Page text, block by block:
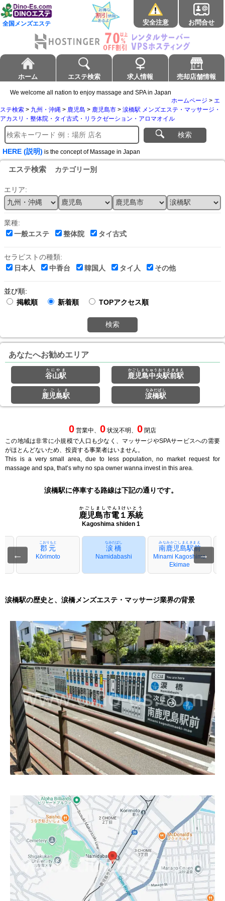
全国メンズエステ 安全注意 お問合せ
ホーム エステ検索 求人情報 売却店舗情報
We welcome all nation to enjoy massage and SPA in Japan
ホームページ > エ
ステ検索 > 九州・沖縄 > 鹿児島 > 鹿児島市 > 涙橋駅 メンズエステ・マッサージ・
アカスリ・整体院・タイ古式・リラクゼーション・アロマオイル
検索
HERE (説明) is the concept of Massage in Japan
エステ検索 カテゴリー別
エリア:
業種:
一般エステ
整体院 タイ古式
セラピストの種類:
日本人
中香台 韓国人 タイ人 その他
並び順:
掲載順
新着順 TOPアクセス順
検索
あなたへお勧めエリア
谷山駅
たにやま
鹿児島中央駅前駅
かごしまちゅうおうえきまえ
鹿児島駅
かごしま
涙橋駅
なみだばし
0 営業中、 0 状況不明、 0 閉店
この地域は非常に小規模で人口も少なく、マッサージやSPAサービスへの需要
がほとんどないため、投資する事業者はいません。
This is a very small area, due to less population, no market request for
massage and spa, that’s why no spa owner wanna invest in this area.
涙橋駅に停車する路線は下記の通りです。
鹿児島市電１系統
かごしましでん1けいとう
Kagoshima shiden 1
←
郡元
こおりもと
Kōrimoto
涙橋
なみだばし
Namidabashi
南鹿児島駅前
みなみかごしまえきまえ
Minami Kagoshima
Ekimae
→
涙橋駅の歴史と、涙橋メンズエステ・マッサージ業界の背景